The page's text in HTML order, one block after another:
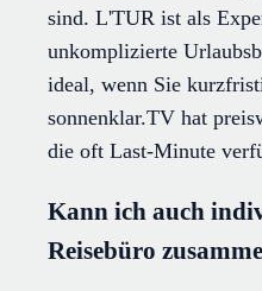
sind. L'TUR ist als
unkomplizierte
ideal, wenn Sie
sonnenklar.TV hat
die oft Last-Minute
Kann ich auch
Reisebüro